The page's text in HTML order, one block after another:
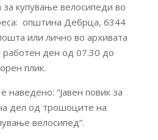
купување велосипеди во
општина Дебрца, 6344
или лично во архивата
работен ден од 07.30 до
плик.
наведено: “Јавен повик за
дел од трошоците на
велосипед”.